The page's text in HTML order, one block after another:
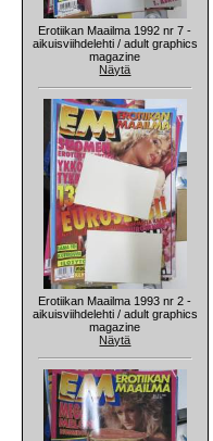
Erotiikan Maailma 1992 nr 7 -
aikuisviihdelehti / adult graphics
magazine
Näytä
Erotiikan Maailma 1993 nr 2 -
aikuisviihdelehti / adult graphics
magazine
Näytä